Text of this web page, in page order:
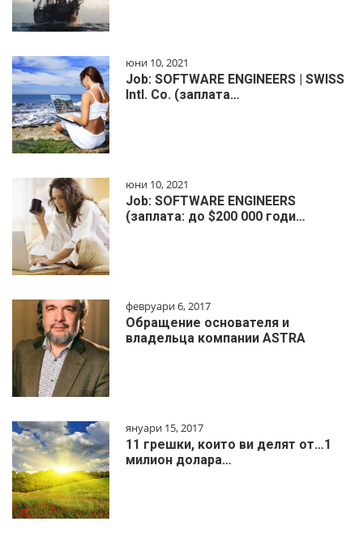
юни 10, 2021
Job: SOFTWARE ENGINEERS | SWISS
Intl. Co. (заплата…
юни 10, 2021
Job: SOFTWARE ENGINEERS
(заплата: до $200 000 годи…
февруари 6, 2017
Обращение основателя и
владельца компании ASTRA
януари 15, 2017
11 грешки, които ви делят от…1
милиoн дoлapa…